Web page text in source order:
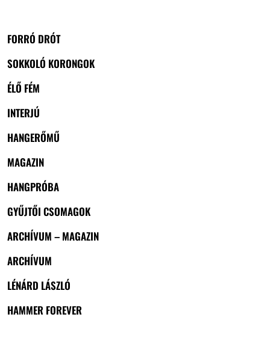
FORRÓ DRÓT
SOKKOLÓ KORONGOK
ÉLŐ FÉM
INTERJÚ
HANGERŐMŰ
MAGAZIN
HANGPRÓBA
GYŰJTŐI CSOMAGOK
ARCHÍVUM – MAGAZIN
ARCHÍVUM
LÉNÁRD LÁSZLÓ
HAMMER FOREVER